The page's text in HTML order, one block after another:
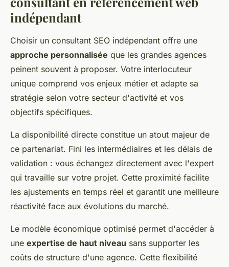
indépendant
Choisir un consultant SEO indépendant offre une
approche personnalisée que les grandes agences
peinent souvent à proposer. Votre interlocuteur
unique comprend vos enjeux métier et adapte sa
stratégie selon votre secteur d'activité et vos
objectifs spécifiques.
La disponibilité directe constitue un atout majeur de
ce partenariat. Fini les intermédiaires et les délais de
validation : vous échangez directement avec l'expert
qui travaille sur votre projet. Cette proximité facilite
les ajustements en temps réel et garantit une meilleure
réactivité face aux évolutions du marché.
Le modèle économique optimisé permet d'accéder à
une expertise de haut niveau sans supporter les
coûts de structure d'une agence. Cette flexibilité